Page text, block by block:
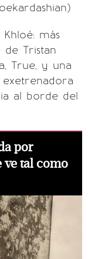
más
Tristan
True, y una
al borde del
por
ve tal como